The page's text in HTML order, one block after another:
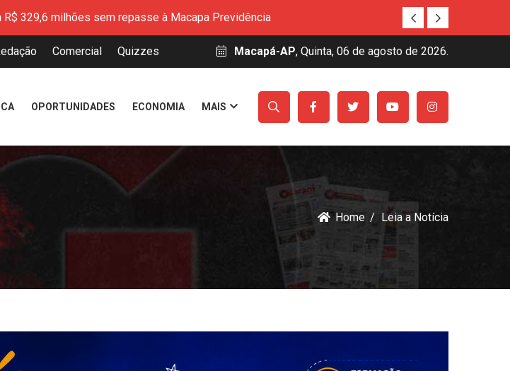
200 CNHs gratuitas pelo programa Habilita Amapá
com novos cursos técnicos gratuitos e auxílio permanência para estudantes
liderar a era dos combustíveis renováveis
saúde mental durante atendimentos na Aldeia Ywawka
329,6 milhões sem repasse à Macapa Previdência
200 CNHs gratuitas pelo programa Habilita Amapá
com novos cursos técnicos gratuitos e auxílio permanência para estudantes
liderar a era dos combustíveis renováveis
de Desenvolvimento da Educação Básica
do Porto de Santana
saúde mental durante atendimentos na Aldeia Ywawka
Comercial Quizzes Macapá-AP, Quinta, 06 de agosto de 2026.
OPORTUNIDADES ECONOMIA MAIS
Home Leia a Notícia